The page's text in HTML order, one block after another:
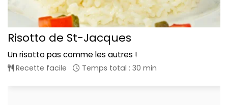
Risotto de St-Jacques
Un risotto pas comme les autres !
Recette facile Temps total : 30 min